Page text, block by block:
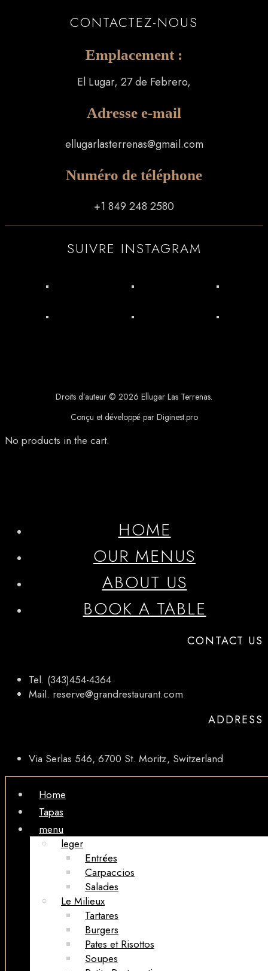
CONTACTEZ-NOUS
Emplacement :
El Lugar, 27 de Febrero,
Adresse e-mail
ellugarlasterrenas@gmail.com
Numéro de téléphone
+1 849 248 2580
SUIVRE INSTAGRAM
Droits d’auteur © 2026 Ellugar Las Terrenas.
Conçu et développé par Diginest.pro
No products in the cart.
HOME
OUR MENUS
ABOUT US
BOOK A TABLE
CONTACT US
Tel. (343)454-4364
Mail. reserve@grandrestaurant.com
ADDRESS
Via Serlas 546, 6700 St. Moritz, Switzerland
Home
Tapas
menu
leger
Entrées
Carpaccios
Salades
Le Milieux
Tartares
Burgers
Pates et Risottos
Soupes